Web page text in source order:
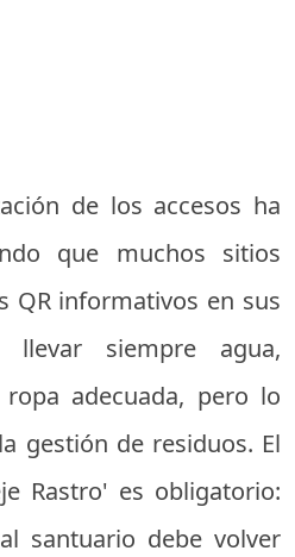
de los accesos ha
que muchos sitios
QR informativos en sus
llevar siempre agua,
adecuada, pero lo
gestión de residuos. El
Rastro' es obligatorio:
santuario debe volver